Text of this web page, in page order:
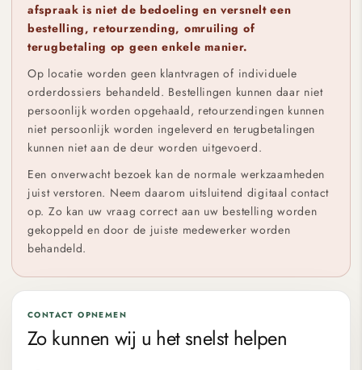
afspraak is niet de bedoeling en versnelt een
bestelling, retourzending, omruiling of
terugbetaling op geen enkele manier.
Op locatie worden geen klantvragen of individuele
orderdossiers behandeld. Bestellingen kunnen daar niet
persoonlijk worden opgehaald, retourzendingen kunnen
niet persoonlijk worden ingeleverd en terugbetalingen
kunnen niet aan de deur worden uitgevoerd.
Een onverwacht bezoek kan de normale werkzaamheden
juist verstoren. Neem daarom uitsluitend digitaal contact
op. Zo kan uw vraag correct aan uw bestelling worden
gekoppeld en door de juiste medewerker worden
behandeld.
CONTACT OPNEMEN
Zo kunnen wij u het snelst helpen